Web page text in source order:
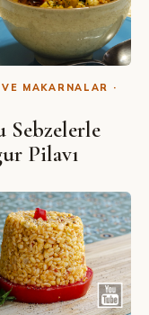
MAKARNALAR ·
Sebzelerle
Pilavı